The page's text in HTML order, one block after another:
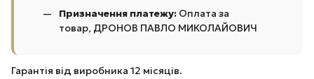
Призначення платежу: Оплата за
товар, ДРОНОВ ПАВЛО МИКОЛАЙОВИЧ
Гарантія від виробника 12 місяців.